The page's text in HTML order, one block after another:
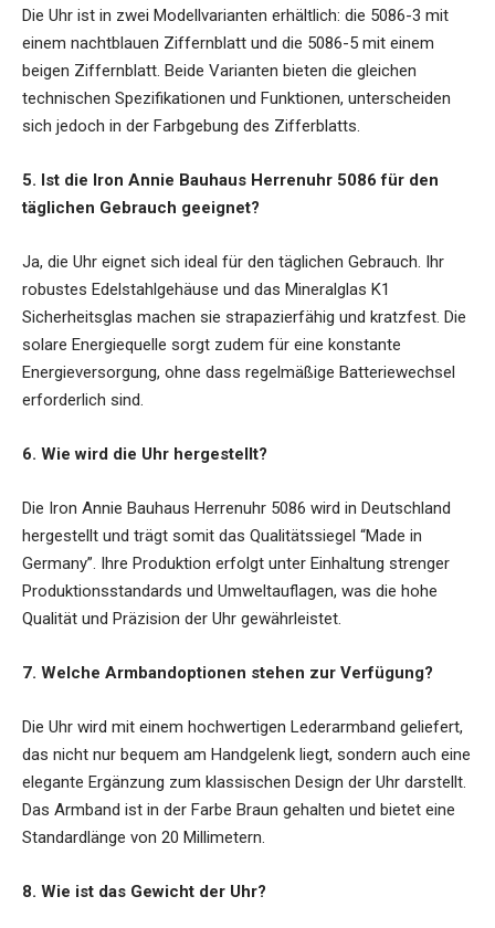
Die Uhr ist in zwei Modellvarianten erhältlich: die 5086-3 mit
einem nachtblauen Ziffernblatt und die 5086-5 mit einem
beigen Ziffernblatt. Beide Varianten bieten die gleichen
technischen Spezifikationen und Funktionen, unterscheiden
sich jedoch in der Farbgebung des Zifferblatts.
5. Ist die Iron Annie Bauhaus Herrenuhr 5086 für den
täglichen Gebrauch geeignet?
Ja, die Uhr eignet sich ideal für den täglichen Gebrauch. Ihr
robustes Edelstahlgehäuse und das Mineralglas K1
Sicherheitsglas machen sie strapazierfähig und kratzfest. Die
solare Energiequelle sorgt zudem für eine konstante
Energieversorgung, ohne dass regelmäßige Batteriewechsel
erforderlich sind.
6. Wie wird die Uhr hergestellt?
Die Iron Annie Bauhaus Herrenuhr 5086 wird in Deutschland
hergestellt und trägt somit das Qualitätssiegel “Made in
Germany”. Ihre Produktion erfolgt unter Einhaltung strenger
Produktionsstandards und Umweltauflagen, was die hohe
Qualität und Präzision der Uhr gewährleistet.
7. Welche Armbandoptionen stehen zur Verfügung?
Die Uhr wird mit einem hochwertigen Lederarmband geliefert,
das nicht nur bequem am Handgelenk liegt, sondern auch eine
elegante Ergänzung zum klassischen Design der Uhr darstellt.
Das Armband ist in der Farbe Braun gehalten und bietet eine
Standardlänge von 20 Millimetern.
8. Wie ist das Gewicht der Uhr?